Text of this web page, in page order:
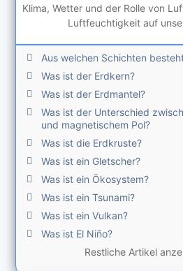
Klima, Wetter und der Rolle von
Luftfeuchtigkeit auf
Aus welchen Schichten
Was ist der Erdkern?
Was ist der Erdmantel?
Was ist der Unterschied
und magnetischem Pol?
Was ist die Erdkruste?
Was ist ein Gletscher?
Was ist ein Ökosystem?
Was ist ein Tsunami?
Was ist ein Vulkan?
Was ist El Niño?
Restliche Artikel